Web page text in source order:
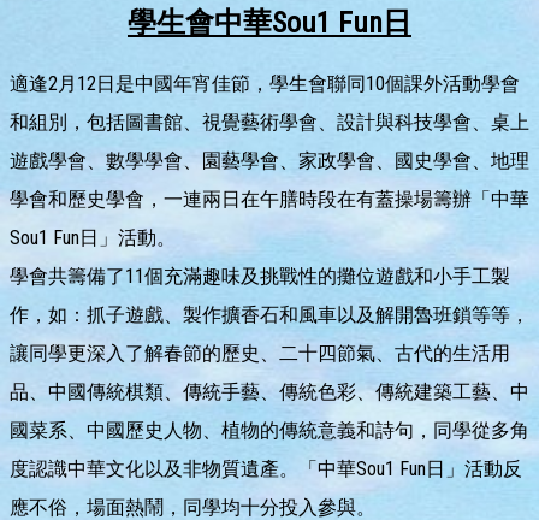
學生會中華Sou1 Fun日
適逢2月12日是中國年宵佳節，學生會聯同10個課外活動學會
和組別，包括圖書館、視覺藝術學會、設計與科技學會、桌上
遊戲學會、數學學會、園藝學會、家政學會、國史學會、地理
學會和歷史學會，一連兩日在午膳時段在有蓋操場籌辦「中華
Sou1 Fun日」活動。
學會共籌備了11個充滿趣味及挑戰性的攤位遊戲和小手工製
作，如：抓子遊戲、製作擴香石和風車以及解開魯班鎖等等，
讓同學更深入了解春節的歷史、二十四節氣、古代的生活用
品、中國傳統棋類、傳統手藝、傳統色彩、傳統建築工藝、中
國菜系、中國歷史人物、植物的傳統意義和詩句，同學從多角
度認識中華文化以及非物質遺產。「中華Sou1 Fun日」活動反
應不俗，場面熱鬧，同學均十分投入參與。